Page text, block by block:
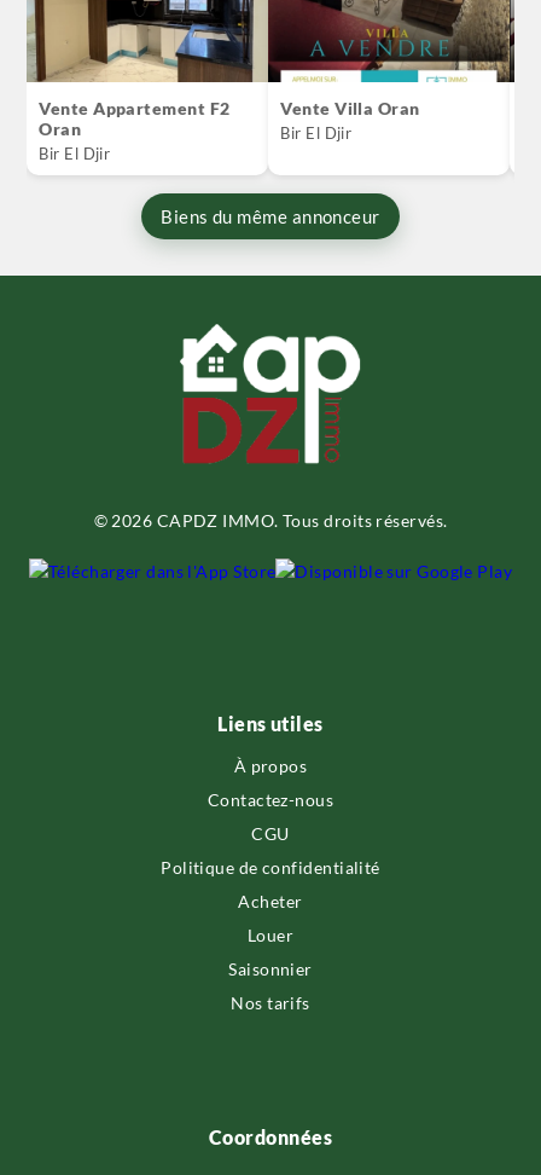
Vente Appartement F2
Oran
Bir El Djir
Vente Villa Oran
Bir El Djir
Biens du même annonceur
© 2026 CAPDZ IMMO. Tous droits réservés.
Liens utiles
À propos
Contactez-nous
CGU
Politique de confidentialité
Acheter
Louer
Saisonnier
Nos tarifs
Coordonnées